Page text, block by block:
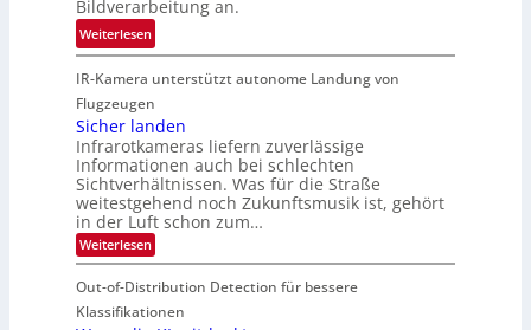
n
4
K
-
M
e
m
s
u
n
d
M
a
n
M
ö
g
l
i
c
h
k
e
i
t
e
e
h
d
e
r
i
n
V
I
S
I
O
N
Bildverarbeitung an.
Weiterlesen:
G
u
i
d
e
d
T
o
u
r
IR-Kamera unterstützt autonome Landung von
Flugzeugen
Sicher landen
Infrarotkameras liefern zuverlässige
Informationen auch bei schlechten
Sichtverhältnissen. Was für die Straße
weitestgehend noch Zukunftsmusik ist, gehört
in der Luft schon zum…
Weiterlesen:
S
c
h
Out-of-Distribution Detection für bessere
Klassifikationen